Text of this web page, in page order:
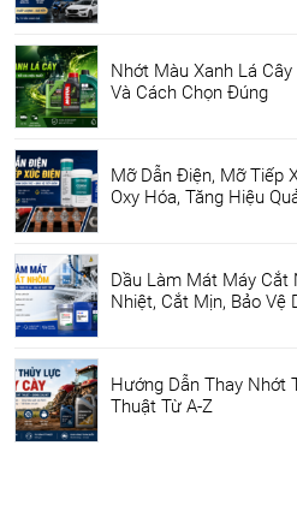
Nhớt Màu Xanh Lá
Và Cách Chọn Đúng
Mỡ Dẫn Điện, Mỡ Tiếp
Oxy Hóa, Tăng Hiệu
Dầu Làm Mát Máy Cắt
Nhiệt, Cắt Mịn, Bảo Vệ
Hướng Dẫn Thay Nhớt
Thuật Từ A-Z